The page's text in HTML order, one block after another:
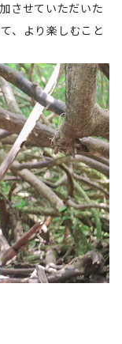
させていただいた
、より楽しむこと